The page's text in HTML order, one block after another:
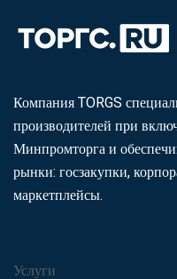
Компания TORGS
производителей при
Минпромторга и
рынки: госзакупки,
маркетплейсы.
Услуги